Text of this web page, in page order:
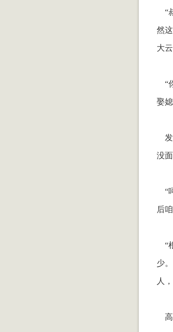
“
然
大
“
娶
发
没
“
后
“
少
人
高